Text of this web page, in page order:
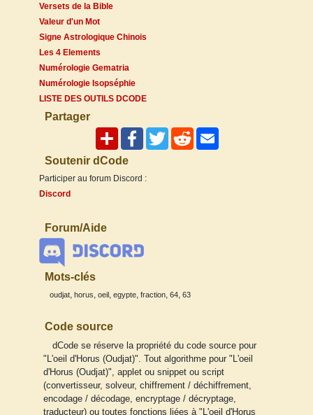
Versets de la Bible
Valeur d'un Mot
Signe Astrologique Chinois
Les 4 Elements
Numérologie Gematria
Numérologie Isopséphie
LISTE DES OUTILS DCODE
Partager
Soutenir dCode
Participer au forum Discord :
Discord
Forum/Aide
Mots-clés
oudjat, horus, oeil, egypte, fraction, 64, 63
Code source
dCode se réserve la propriété du code source pour
"L'oeil d'Horus (Oudjat)". Tout algorithme pour "L'oeil
d'Horus (Oudjat)", applet ou snippet ou script
(convertisseur, solveur, chiffrement / déchiffrement,
encodage / décodage, encryptage / décryptage,
traducteur) ou toutes fonctions liées à "L'oeil d'Horus